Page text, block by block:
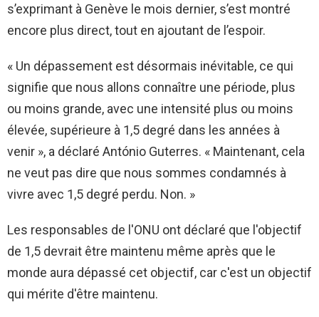
s’exprimant à Genève le mois dernier, s’est montré
encore plus direct, tout en ajoutant de l’espoir.
« Un dépassement est désormais inévitable, ce qui
signifie que nous allons connaître une période, plus
ou moins grande, avec une intensité plus ou moins
élevée, supérieure à 1,5 degré dans les années à
venir », a déclaré António Guterres. « Maintenant, cela
ne veut pas dire que nous sommes condamnés à
vivre avec 1,5 degré perdu. Non. »
Les responsables de l'ONU ont déclaré que l'objectif
de 1,5 devrait être maintenu même après que le
monde aura dépassé cet objectif, car c'est un objectif
qui mérite d'être maintenu.